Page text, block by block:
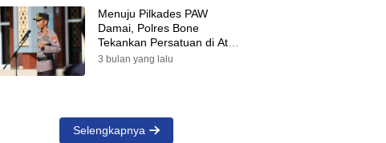
Menuju Pilkades PAW
Damai, Polres Bone
Tekankan Persatuan di Atas
Perbedaan Pilihan
3 bulan yang lalu
Selengkapnya